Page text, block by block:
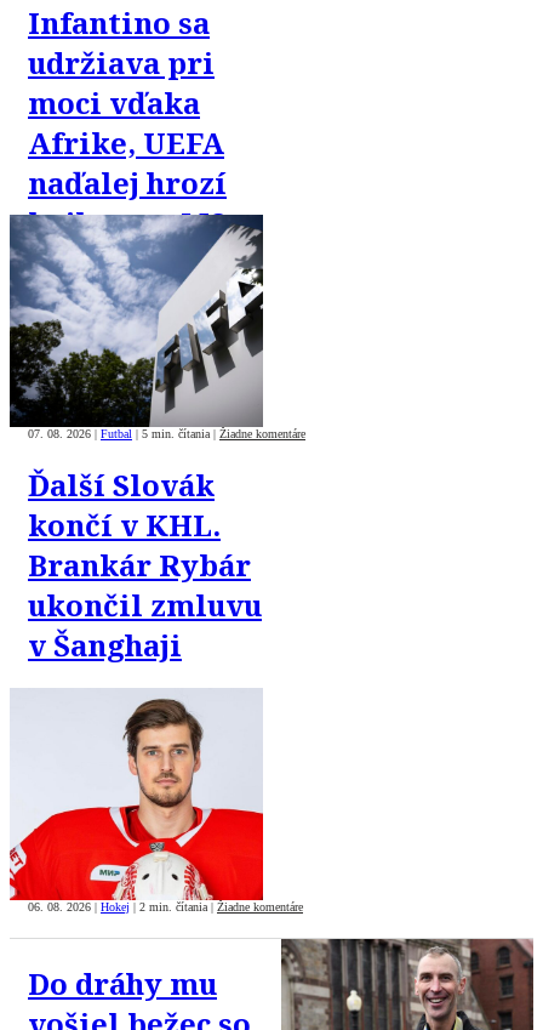
Infantino sa
udržiava pri
moci vďaka
Afrike, UEFA
naďalej hrozí
bojkotom MS
07. 08. 2026 | Futbal | 5 min. čítania | Žiadne komentáre
Ďalší Slovák
končí v KHL.
Brankár Rybár
ukončil zmluvu
v Šanghaji
06. 08. 2026 Hokej 2 min. čítania Žiadne komentáre
Do dráhy mu